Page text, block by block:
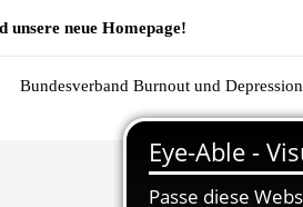
neue Homepage!
Bundesverband Burnout und Depression